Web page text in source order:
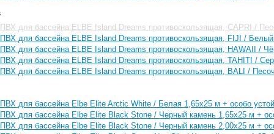
для бассейна ELBE Island Dreams противоскользящая, CAPRI /
для бассейна ELBE Island Dreams противоскользящая, FIJI / Белый
для бассейна ELBE Island Dreams противоскользящая, HAWAII /
для бассейна ELBE Island Dreams противоскользящая, TAHITI /
для бассейна ELBE Island Dreams противоскользящая, BALI /
для бассейна Elbe Elite Arctic White / Белая 1,65х25 м + особо
для бассейна Elbe Elite Black Stone / Черный камень 1,65х25 м +
для бассейна Elbe Elite Black Stone / Черный камень 2,00х25 м +